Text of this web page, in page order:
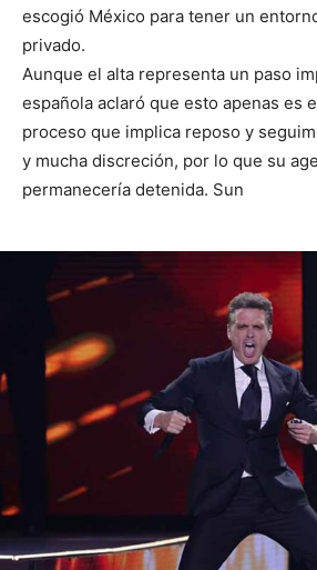
escogió México para tener un
privado.
Aunque el alta representa un paso
española aclaró que esto apenas es
proceso que implica reposo y
y mucha discreción, por lo que su
permanecería detenida. Sun